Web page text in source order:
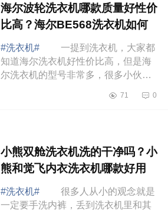
海尔波轮洗衣机哪款质量好性价
比高？海尔BE568洗衣机如何
#洗衣机#
一提到洗衣机，大家都
知道海尔洗衣机好性价比高，但是海
尔洗衣机的型号非常多，很多小伙伴
尔波轮洗衣机哪款质量好性价比高？
71 0
小熊双舱洗衣机洗的干净吗？小
熊和觉飞内衣洗衣机哪款好用
#洗衣机#
很多人从小的观念就是
一定要手洗内裤，丢到洗衣机里和其